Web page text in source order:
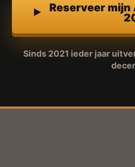
Reserveer
Sinds 2021 ieder jaar